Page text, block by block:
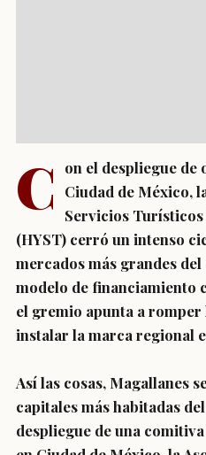
C
on el despliegue de
Ciudad de México,
Servicios
(HYST) cerró un intenso
mercados más grandes
modelo de financiamiento
el gremio apunta a
instalar la marca regional
Así las cosas, Magallanes
capitales más habitadas
despliegue de una